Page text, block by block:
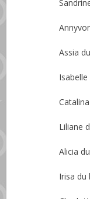
Assia
Liliane
Alicia
Irisa du